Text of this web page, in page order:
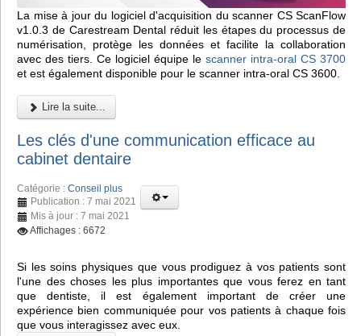
La mise à jour du logiciel d'acquisition du scanner CS ScanFlow
v1.0.3 de Carestream Dental réduit les étapes du processus de
numérisation, protège les données et facilite la collaboration
avec des tiers. Ce logiciel équipe le scanner intra-oral CS 3700
et est également disponible pour le scanner intra-oral CS 3600.
Lire la suite...
Les clés d'une communication efficace au
cabinet dentaire
Catégorie : Conseil plus
Publication : 7 mai 2021
Mis à jour : 7 mai 2021
Affichages : 6672
Si les soins physiques que vous prodiguez à vos patients sont
l'une des choses les plus importantes que vous ferez en tant
que dentiste, il est également important de créer une
expérience bien communiquée pour vos patients à chaque fois
que vous interagissez avec eux.